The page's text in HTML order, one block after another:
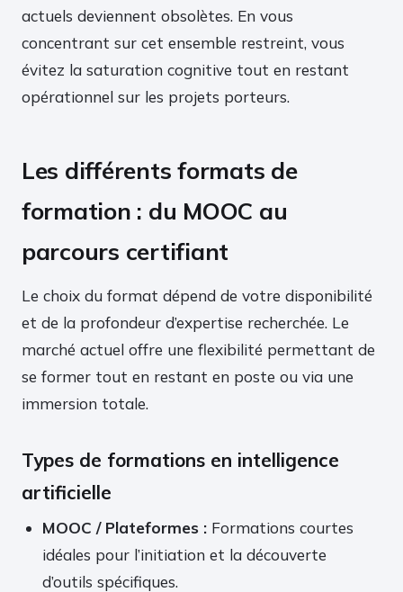
actuels deviennent obsolètes. En vous
concentrant sur cet ensemble restreint, vous
évitez la saturation cognitive tout en restant
opérationnel sur les projets porteurs.
Les différents formats de
formation : du MOOC au
parcours certifiant
Le choix du format dépend de votre disponibilité
et de la profondeur d’expertise recherchée. Le
marché actuel offre une flexibilité permettant de
se former tout en restant en poste ou via une
immersion totale.
Types de formations en intelligence
artificielle
MOOC / Plateformes : Formations courtes
idéales pour l’initiation et la découverte
d’outils spécifiques.